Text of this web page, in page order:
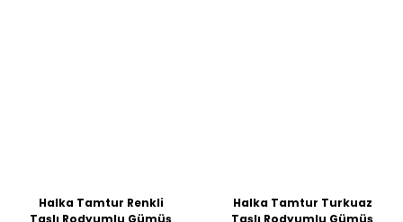
Halka Tamtur Renkli
Taşlı Rodyumlu Gümüş
Halka Tamtur Turkuaz
Taşlı Rodyumlu Gümüş